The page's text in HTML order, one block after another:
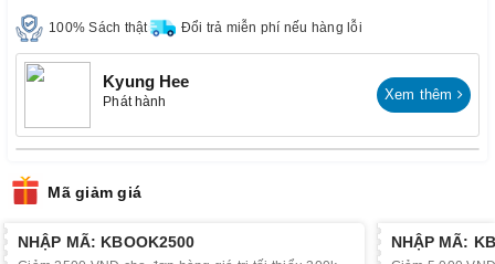
100% Sách thật Đổi trả miễn phí nếu hàng lỗi
Kyung Hee
Phát hành Xem thêm
Mã giảm giá
NHẬP MÃ: KBOOK2500 NHẬP MÃ: